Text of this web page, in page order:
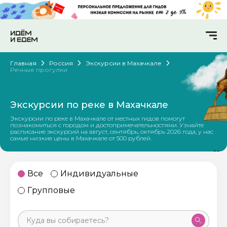
Главная Россия
Экскурсии в Махачкале
Речные прогулки
Экскурсии по реке в Махачкале
Экскурсии по реке в Махачкале от местных гидов помогут
познакомиться с городом и достопримечательностями. Узнайте
расписание экскурсий на август, сентябрь, октябрь 2026 года, у нас
самые низкие цены в Махачкале от 500 рублей.
Все
Индивидуальные
Групповые